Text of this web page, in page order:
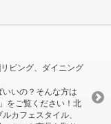
ビング、ダイニング
いの？そんな方は
をご覧ください！北
カフェスタイル、